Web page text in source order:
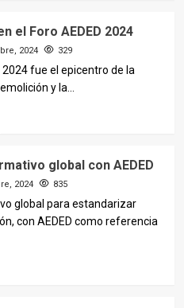
el Foro AEDED 2024
2024 329
2024 fue el epicentro de la
y la...
global con AEDED
2024 835
global para estandarizar
con AEDED como referencia